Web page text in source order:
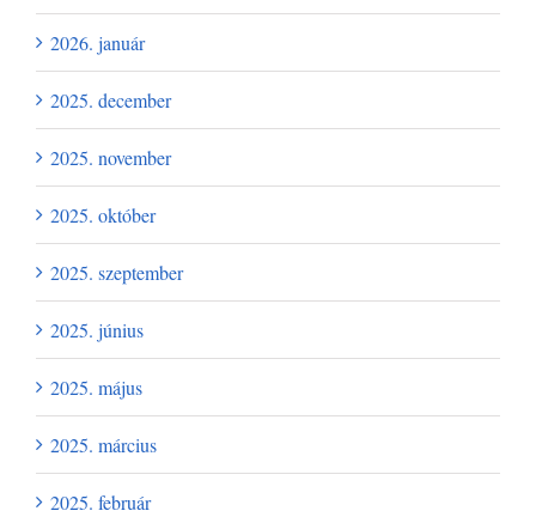
2026. január
2025. december
2025. november
2025. október
2025. szeptember
2025. június
2025. május
2025. március
2025. február